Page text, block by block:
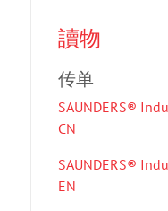
讀物
传单
SAUNDERS®
CN
SAUNDERS®
EN